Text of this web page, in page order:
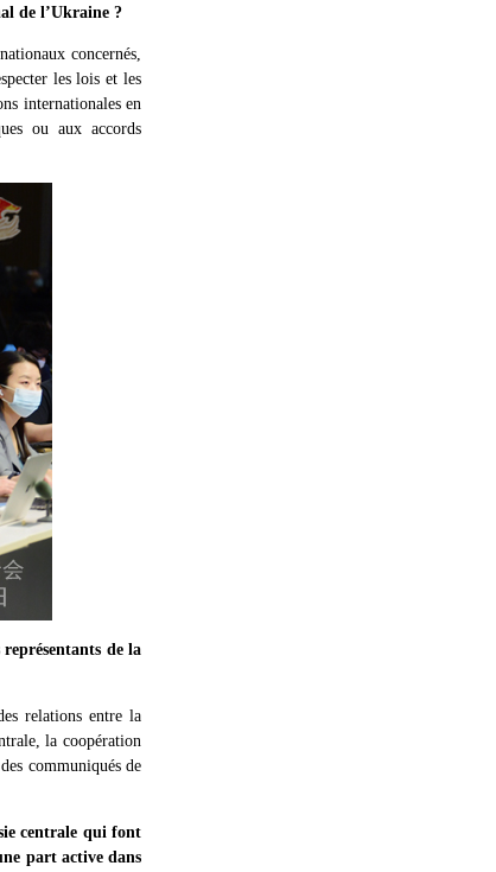
de l’Ukraine ?
concernés,
les lois et les
internationales en
ou aux accords
de la
relations entre la
la coopération
communiqués de
centrale qui font
part active dans